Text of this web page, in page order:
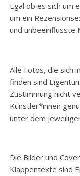
Egal ob es sich um
um ein
und unbeeinflusste
Alle Fotos, die sich
finden sind
Zustimmung nicht
Künstler*innen
unter dem
Die Bilder und
Klappentexte sind